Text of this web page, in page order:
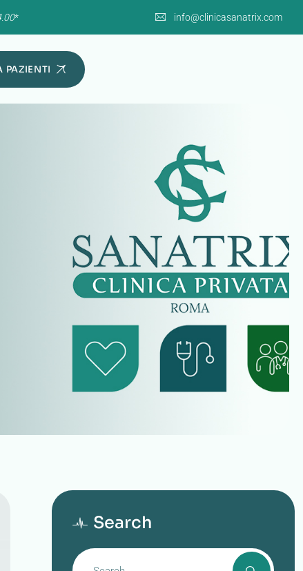
* info@clinicasanatrix.com
PAZIENTI
Search